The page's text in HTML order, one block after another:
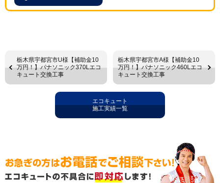
栃木県宇都宮市U様【補助金10
万円！】パナソニック370Lエコ
キュート交換工事
栃木県宇都宮市A様【補助金10
万円！】パナソニック460Lエコ
キュート交換工事
エコキュート
施工実績一覧